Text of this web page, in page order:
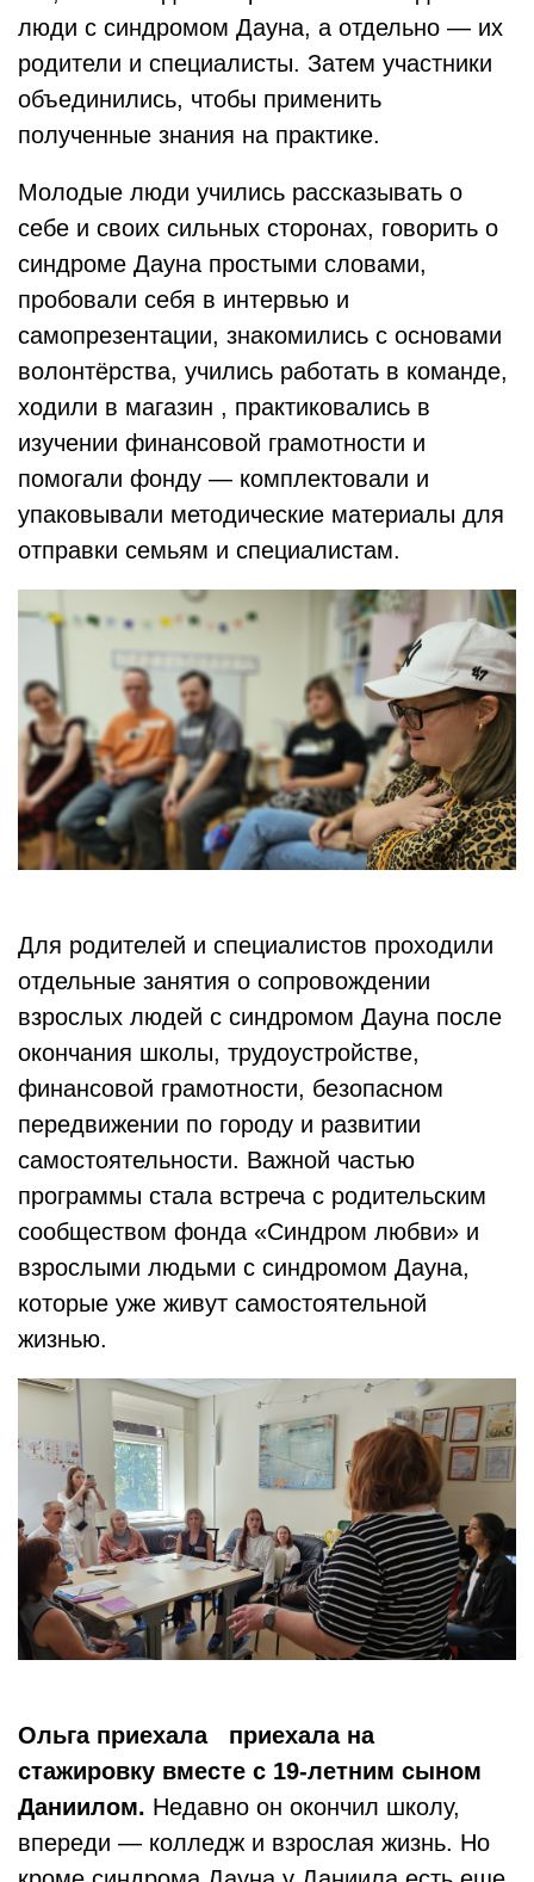
люди с синдромом Дауна, а отдельно — их
родители и специалисты. Затем участники
объединились, чтобы применить
полученные знания на практике.
Молодые люди учились рассказывать о
себе и своих сильных сторонах, говорить о
синдроме Дауна простыми словами,
пробовали себя в интервью и
самопрезентации, знакомились с основами
волонтёрства, учились работать в команде,
ходили в магазин , практиковались в
изучении финансовой грамотности и
помогали фонду — комплектовали и
упаковывали методические материалы для
отправки семьям и специалистам.
Для родителей и специалистов проходили
отдельные занятия о сопровождении
взрослых людей с синдромом Дауна после
окончания школы, трудоустройстве,
финансовой грамотности, безопасном
передвижении по городу и развитии
самостоятельности. Важной частью
программы стала встреча с родительским
сообществом фонда «Синдром любви» и
взрослыми людьми с синдромом Дауна,
которые уже живут самостоятельной
жизнью.
Ольга приехала приехала на
стажировку вместе с 19-летним сыном
Даниилом. Недавно он окончил школу,
впереди — колледж и взрослая жизнь. Но